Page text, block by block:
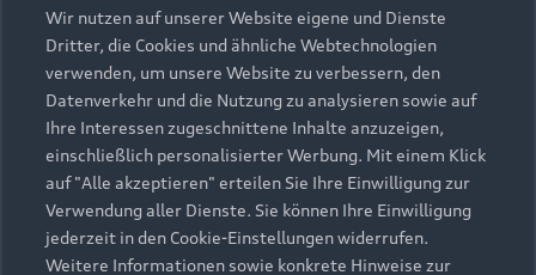
Elektromodelle
Plug-in-Hybride
Neuwagensuche
Gebrauchtwagensuche
Gebrauchtwagen
Finanzierung
Aktionen & Angebote
Geschäftskunden
Saisonale Angebote
Audi Services
Garantie
Audi digital services
myAudi
Support
Kundenservice
Händlersuche
Audi Code
Über Audi
Unternehmen
Karriere
Wir nutzen auf unserer Website eigene und Dienste
Dritter, die Cookies und ähnliche Webtechnologien
verwenden, um unsere Website zu verbessern, den
Datenverkehr und die Nutzung zu analysieren sowie auf
Ihre Interessen zugeschnittene Inhalte anzuzeigen,
einschließlich personalisierter Werbung. Mit einem Klick
auf "Alle akzeptieren" erteilen Sie Ihre Einwilligung zur
Verwendung aller Dienste. Sie können Ihre Einwilligung
jederzeit in den Cookie-Einstellungen widerrufen.
Weitere Informationen sowie konkrete Hinweise zur